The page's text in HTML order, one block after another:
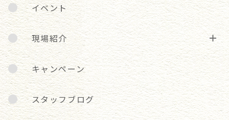
イベント
現場紹介
キャンペーン
スタッフブログ